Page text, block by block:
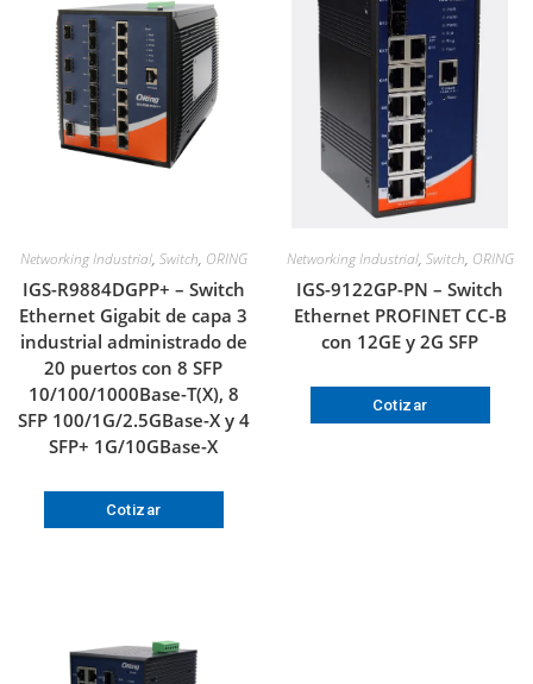
Networking Industrial, Switch, ORING
IGS-R9884DGPP+ – Switch
Ethernet Gigabit de capa 3
industrial administrado de
20 puertos con 8 SFP
10/100/1000Base-T(X), 8
SFP 100/1G/2.5GBase-X y 4
SFP+ 1G/10GBase-X
Cotizar
Networking Industrial, Switch, ORING
IGS-9122GP-PN – Switch
Ethernet PROFINET CC-B
con 12GE y 2G SFP
Cotizar